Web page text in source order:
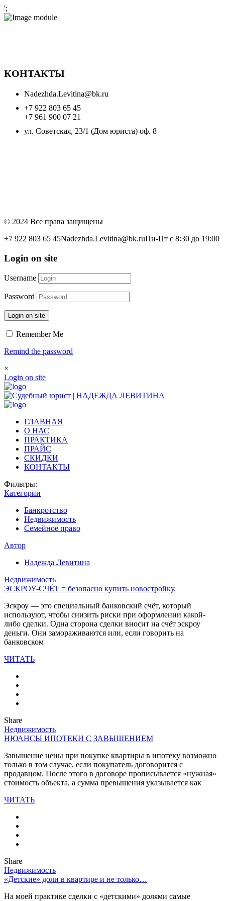
';
КОНТАКТЫ
Nadezhda.Levitina@bk.ru
+7 922 803 65 45
+7 961 900 07 21
ул. Советская, 23/1 (Дом юриста) оф. 8
© 2024 Все права защищены
+7 922 803 65 45Nadezhda.Levitina@bk.ruПн-Пт с 8:30 до 19:00
Login on site
Username
Password
Login on site
Remember Me
Remind the password
×
Login on site
ГЛАВНАЯ
О НАС
ПРАКТИКА
ПРАЙС
СКИДКИ
КОНТАКТЫ
Фильтры:
Категории
Банкротство
Недвижимость
Семейное право
Автор
Надежда Левитина
Недвижимость
ЭСКРОУ-СЧЁТ = безопасно купить новостройку.
Эскроу — это специальный банковский счёт, который
используют, чтобы снизить риски при оформлении какой-
либо сделки. Одна сторона сделки вносит на счёт эскроу
деньги. Они замораживаются или, если говорить на
банковском
ЧИТАТЬ
Share
Недвижимость
НЮАНСЫ ИПОТЕКИ С ЗАВЫШЕНИЕМ
Завышение цены при покупке квартиры в ипотеку возможно
только в том случае, если покупатель договорится с
продавцом. После этого в договоре прописывается «нужная»
стоимость объекта, а сумма превышения указывается как
ЧИТАТЬ
Share
Недвижимость
«Детские» доли в квартире и не только…
На моей практике сделки с «детскими» долями самые